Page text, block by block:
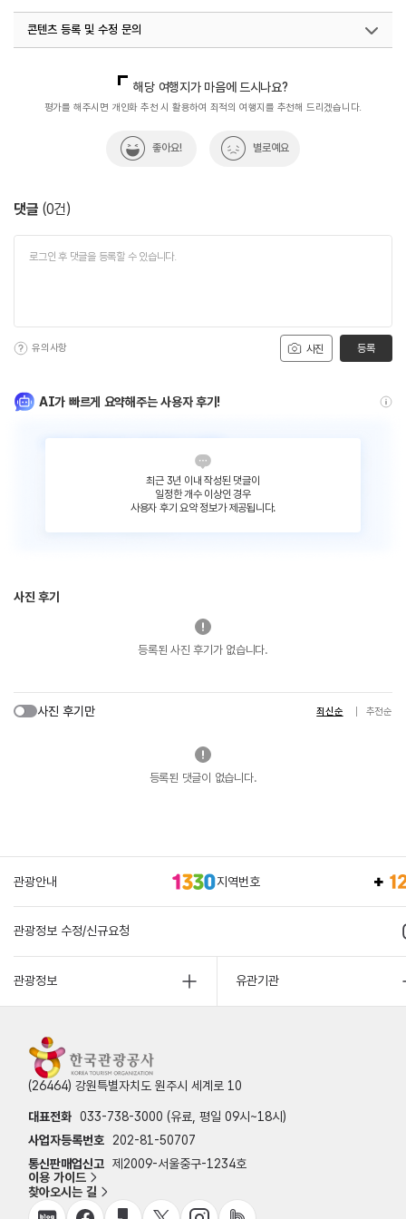
#역사이야기 #역사탐험
콘텐츠 등록 및 수정 문의
해당 여행지가 마음에 드시나요?
평가를 해주시면 개인화 추천 시 활용하여 최적의 여행지를 추천해 드리겠습니다.
좋아요! 별로예요
댓글 (0건)
사진
유의사항 등록
AI가 빠르게 요약해주는 사용자 후기!
최근 3년 이내 작성된 댓글이
일정한 개수 이상인 경우
사용자 후기 요약 정보가 제공됩니다.
사진 후기
등록된 사진 후기가 없습니다.
사진 후기만 최신순 추천순
등록된 댓글이 없습니다.
관광안내 지역번호
관광정보 수정/신규요청
관광정보 유관기관
(26464) 강원특별자치도 원주시 세계로 10
대표전화 033-738-3000 (유료, 평일 09시~18시)
사업자등록번호
202-81-50707
통신판매업신고 제2009-서울중구-1234호
이용 가이드
찾아오시는 길